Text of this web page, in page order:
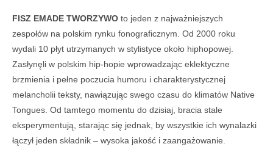
FISZ EMADE TWORZYWO to jeden z najważniejszych
zespołów na polskim rynku fonograficznym. Od 2000 roku
wydali 10 płyt utrzymanych w stylistyce około hiphopowej.
Zasłynęli w polskim hip-hopie wprowadzając eklektyczne
brzmienia i pełne poczucia humoru i charakterystycznej
melancholii teksty, nawiązując swego czasu do klimatów Native
Tongues. Od tamtego momentu do dzisiaj, bracia stale
eksperymentują, starając się jednak, by wszystkie ich wynalazki
łączył jeden składnik – wysoka jakość i zaangażowanie.